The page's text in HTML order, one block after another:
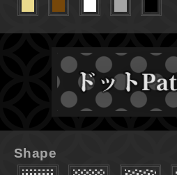
Shape